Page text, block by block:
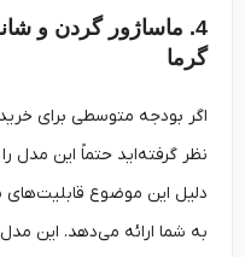
گرما
اگر بودجه متوسطی برای خرید
نظر گرفته‌اید حتماً این مدل را
دلیل این موضوع قابلیت‌های
به شما ارائه می‌دهد. این مدل